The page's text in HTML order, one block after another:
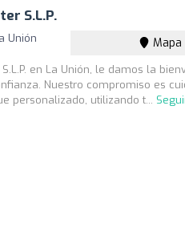
S.L.P.
Unión Mapa
en La Unión, le damos la
Nuestro compromiso es
personalizado, utilizando t...